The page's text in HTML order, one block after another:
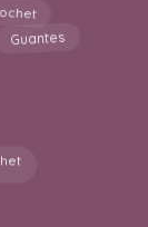
Guantes